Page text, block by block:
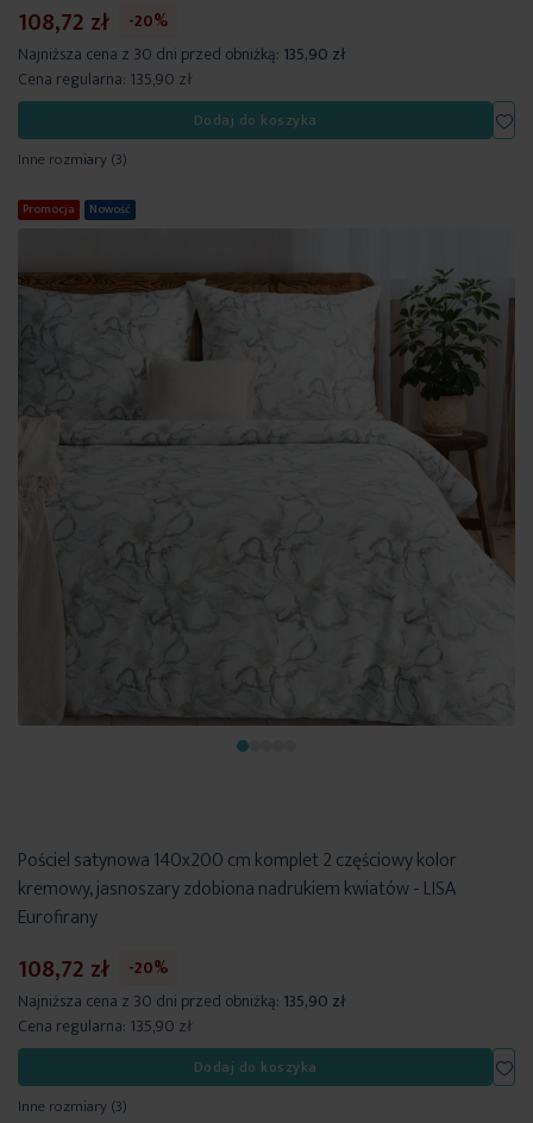
108,72 zł
-20%
Najniższa cena z 30 dni przed obniżką: 135,90 zł
Cena regularna: 135,90 zł
Dodaj do koszyka
Inne rozmiary(3)
Promocja Nowość
Pościel satynowa 140x200 cm komplet 2 częściowy kolor
kremowy, jasnoszary zdobiona nadrukiem kwiatów - LISA
Eurofirany
108,72 zł
-20%
Najniższa cena z 30 dni przed obniżką: 135,90 zł
Cena regularna: 135,90 zł
Dodaj do koszyka
Inne rozmiary(3)